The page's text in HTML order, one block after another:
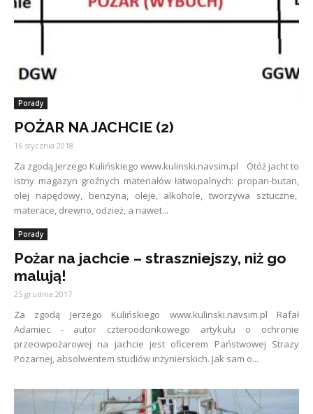
Porady
POŻAR NA JACHCIE (2)
16 stycznia 2018
Za zgodą Jerzego Kulińskiego www.kulinski.navsim.pl Otóż jacht to
istny magazyn groźnych materiałów łatwopalnych: propan-butan,
olej napędowy, benzyna, oleje, alkohole, tworzywa sztuczne,
materace, drewno, odzież, a nawet...
Porady
Pożar na jachcie – straszniejszy, niż go
malują!
25 grudnia 2017
Za zgodą Jerzego Kulińskiego www.kulinski.navsim.pl Rafał
Adamiec - autor czteroodcinkowego artykułu o ochronie
przeciwpożarowej na jachcie jest oficerem Państwowej Strazy
Pozarnej, absolwentem studiów inżynierskich. Jak sam o...